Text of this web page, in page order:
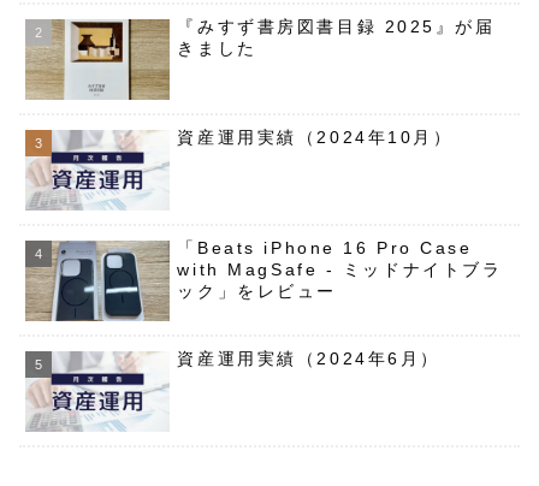
『みすず書房図書目録 2025』が届
きました
資産運用実績（2024年10月）
「Beats iPhone 16 Pro Case
with MagSafe - ミッドナイトブラ
ック」をレビュー
資産運用実績（2024年6月）